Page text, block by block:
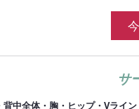
サ
背中全体・胸・ヒップ・Vライ